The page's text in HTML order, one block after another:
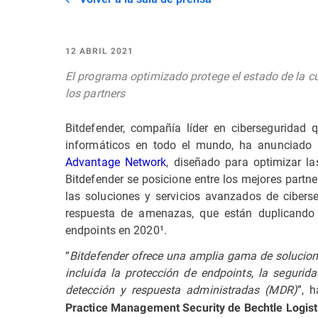
12 ABRIL 2021
El programa optimizado protege el estado de la
los partners
Bitdefender, compañía líder en
informáticos en todo el mundo, ha
Advantage Network, diseñado para optimizar
Bitdefender se posicione entre los mejores
las soluciones y servicios avanzados de
respuesta de amenazas, que están
endpoints en 2020¹.
“Bitdefender ofrece una amplia gama de
incluida la protección de endpoints, la
detección y respuesta administradas (MDR)”,
Practice Management Security de Bechtle